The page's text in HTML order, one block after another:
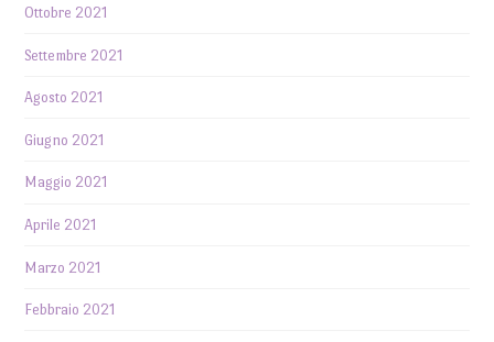
Ottobre 2021
Settembre 2021
Agosto 2021
Giugno 2021
Maggio 2021
Aprile 2021
Marzo 2021
Febbraio 2021